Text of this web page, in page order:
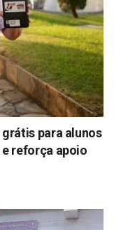
para alunos
reforça apoio